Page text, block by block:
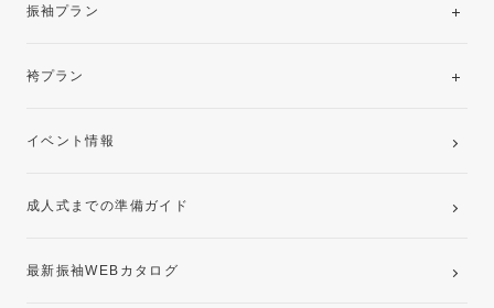
振袖プラン
レンタルプラン
袴プラン
卒業袴レンタルプラン
イベント情報
成人式までの準備ガイド
最新振袖WEBカタログ